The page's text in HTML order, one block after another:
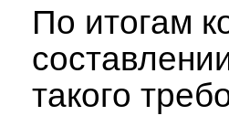
По итогам
такого